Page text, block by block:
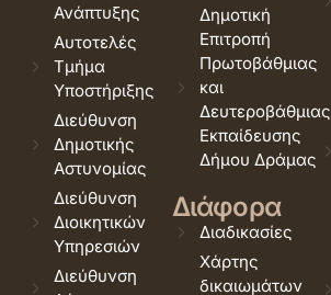
Ανάπτυξης
Αυτοτελές
Τμήμα
Υποστήριξης
Διεύθυνση
Δημοτικής
Αστυνομίας
Διεύθυνση
Διοικητικών
Υπηρεσιών
Διεύθυνση
Δημοτική
Επιτροπή
Πρωτοβάθμιας
και
Δευτεροβάθμιας
Εκπαίδευσης
Δήμου Δράμας
Διάφορα
Διαδικασίες
Χάρτης
δικαιωμάτων